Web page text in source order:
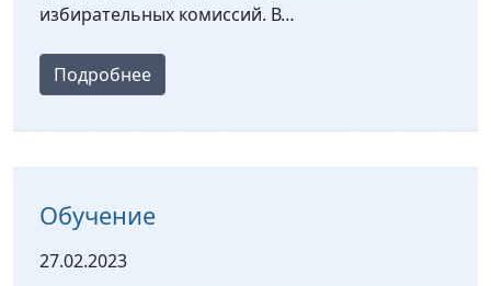
избирательных комиссий. В…
Подробнее
Обучение
27.02.2023